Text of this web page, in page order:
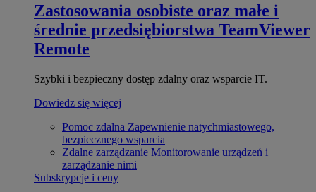
Zastosowania osobiste oraz małe i
średnie przedsiębiorstwa TeamViewer
Remote
Szybki i bezpieczny dostęp zdalny oraz wsparcie IT.
Dowiedz się więcej
Pomoc zdalna Zapewnienie natychmiastowego,
bezpiecznego wsparcia
Zdalne zarządzanie Monitorowanie urządzeń i
zarządzanie nimi
Subskrypcje i ceny